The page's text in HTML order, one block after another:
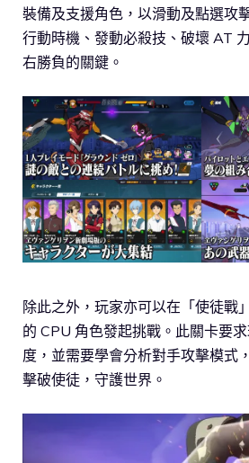
裝備及支援角色，以滑動及點選攻
行動時機、發動必殺技、破壞 AT
右勝負的關鍵。
除此之外，玩家亦可以在「使徒戰
的 CPU 角色發起挑戰。此關卡要
度，並需要學會分析對手攻擊模式
擊破使徒，守護世界。